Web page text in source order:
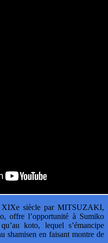
XIXe siècle par MITSUZAKI,
offre l’opportunité à Sumiko
koto, lequel s’émancipe
shamisen en faisant montre de